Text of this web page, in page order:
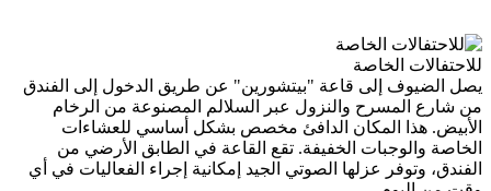
للاحتفالات الخاصة
يصل الضيوف إلى قاعة "بيتشورين" عن طريق الدخول إلى الفندق
من شارع المسرح والنزول عبر السلالم المصنوعة من الرخام
الأبيض. هذا المكان الدافئ مخصص بشكل أساسي للعشاءات
الخاصة والوجبات الخفيفة. تقع القاعة في الطابق الأرضي من
الفندق، وتوفر عزلها الصوتي الجيد إمكانية إجراء الفعاليات في أي